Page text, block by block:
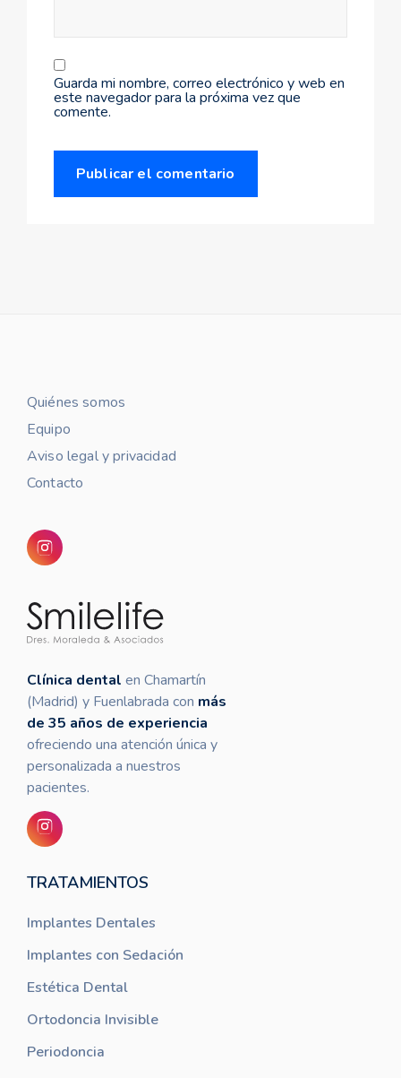
Guarda mi nombre, correo electrónico y web en
este navegador para la próxima vez que
comente.
Quiénes somos
Equipo
Aviso legal y privacidad
Contacto
Clínica dental en Chamartín
(Madrid) y Fuenlabrada con más
de 35 años de experiencia
ofreciendo una atención única y
personalizada a nuestros
pacientes.
TRATAMIENTOS
Implantes Dentales
Implantes con Sedación
Estética Dental
Ortodoncia Invisible
Periodoncia